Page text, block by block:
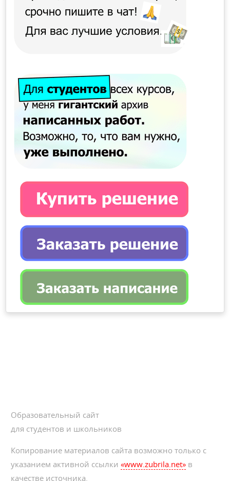
Образовательный сайт
для студентов и школьников
Копирование материалов сайта возможно только с
указанием активной ссылки«www.zubrila.net» в
качестве источника.